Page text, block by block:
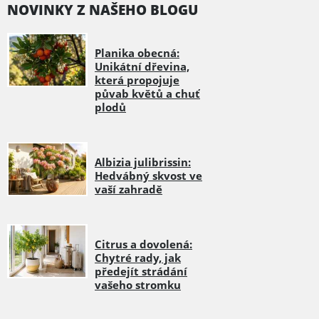
NOVINKY Z NAŠEHO BLOGU
Planika obecná:
Unikátní dřevina,
která propojuje
půvab květů a chuť
plodů
Albizia julibrissin:
Hedvábný skvost ve
vaší zahradě
Citrus a dovolená:
Chytré rady, jak
předejít strádání
vašeho stromku